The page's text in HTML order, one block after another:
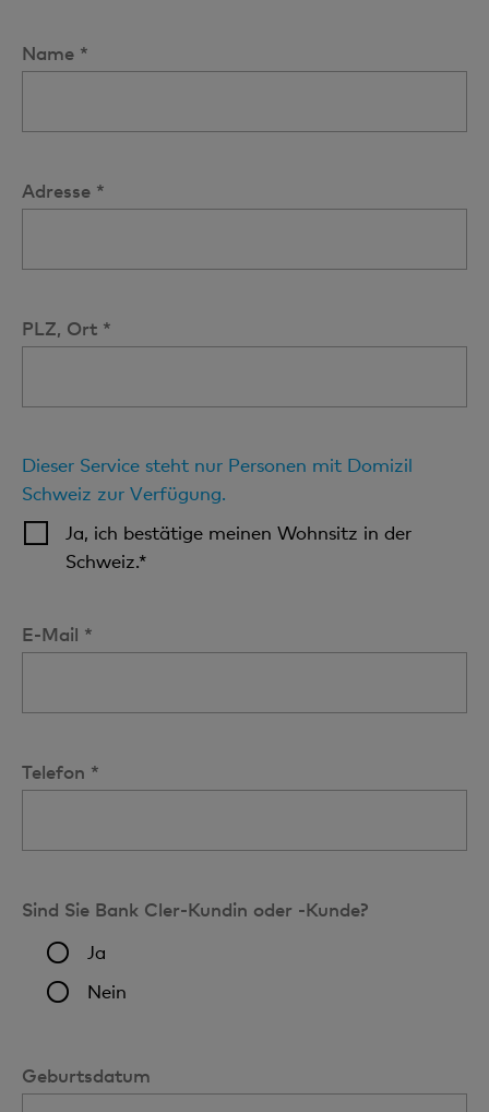
Name *
Adresse *
PLZ, Ort *
Dieser Service steht nur Personen mit Domizil
Schweiz zur Verfügung.
Ja, ich bestätige meinen Wohnsitz in der
Schweiz.*
E-Mail *
Telefon *
Sind Sie Bank Cler-Kundin oder -Kunde?
Ja
Nein
Geburtsdatum